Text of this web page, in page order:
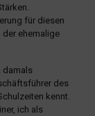
für diesen
der ehemalige
damals
des
kennt.
ich als